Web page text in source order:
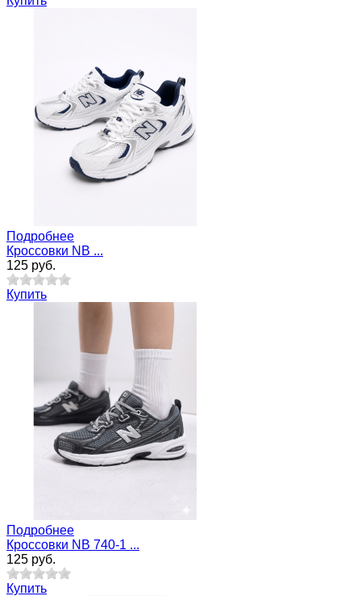
Подробнее
Кроссовки NB ...
125 руб.
Купить
Подробнее
Кроссовки NB 740-1 ...
125 руб.
Купить